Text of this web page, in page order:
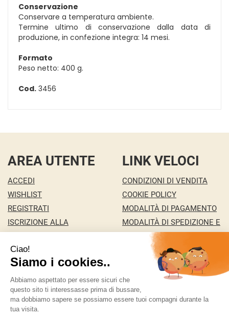
Conservazione
Conservare a temperatura ambiente.
Termine ultimo di conservazione dalla data di
produzione, in confezione integra: 14 mesi.
Formato
Peso netto: 400 g.
Cod. 3456
AREA UTENTE
ACCEDI
WISHLIST
REGISTRATI
ISCRIZIONE ALLA
CONTATTI
LINK VELOCI
CONDIZIONI DI VENDITA
COOKIE POLICY
MODALITÀ DI PAGAMENTO
MODALITÀ DI SPEDIZIONE E
INFORMATIVA PRIVACY
MA.RI 29 S.A.S. DI MARCO PONZA & C.
146/c 36100 Vicenza ( VI)
ordini@bigfree.it